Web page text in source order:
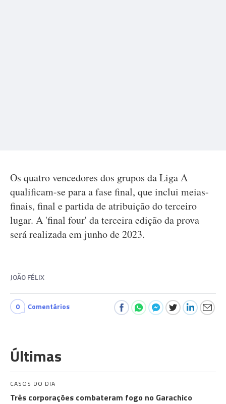
Os quatro vencedores dos grupos da Liga A
qualificam-se para a fase final, que inclui meias-
finais, final e partida de atribuição do terceiro
lugar. A 'final four' da terceira edição da prova
será realizada em junho de 2023.
JOÃO FÉLIX
0 Comentários
Últimas
CASOS DO DIA
Três corporações combateram fogo no Garachico